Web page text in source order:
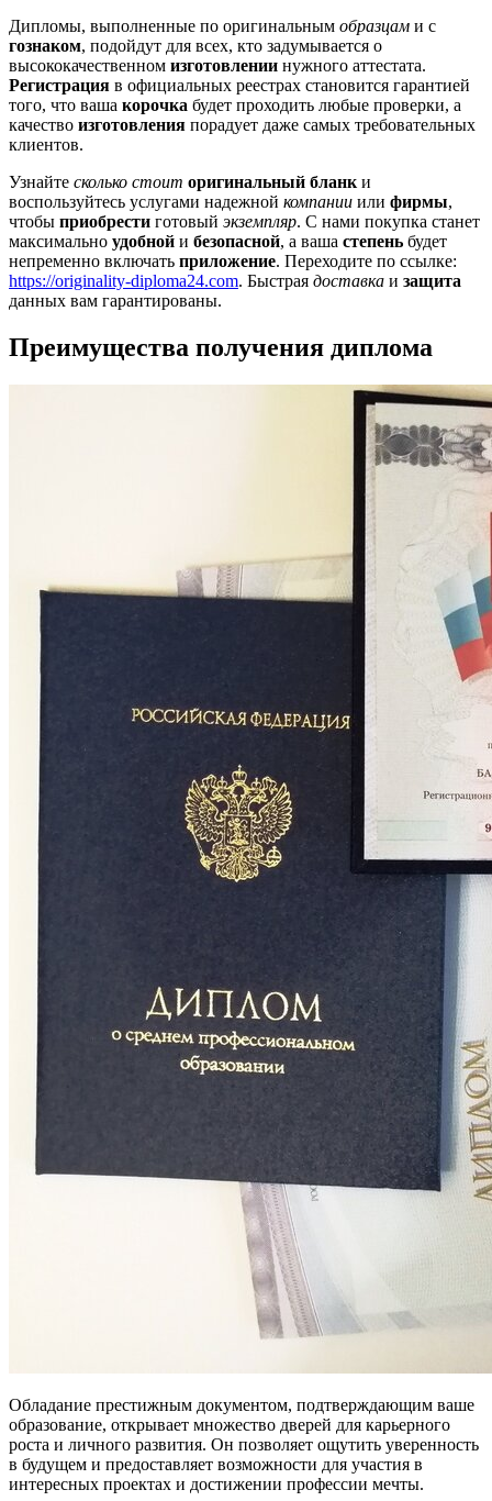
Дипломы, выполненные по оригинальным образцам и с
гознаком, подойдут для всех, кто задумывается о
высококачественном изготовлении нужного аттестата.
Регистрация в официальных реестрах становится гарантией
того, что ваша корочка будет проходить любые проверки, а
качество изготовления порадует даже самых требовательных
клиентов.
Узнайте сколько стоит оригинальный бланк и
воспользуйтесь услугами надежной компании или фирмы,
чтобы приобрести готовый экземпляр. С нами покупка станет
максимально удобной и безопасной, а ваша степень будет
непременно включать приложение. Переходите по ссылке:
https://originality-diploma24.com. Быстрая доставка и защита
данных вам гарантированы.
Преимущества получения диплома
Обладание престижным документом, подтверждающим ваше
образование, открывает множество дверей для карьерного
роста и личного развития. Он позволяет ощутить уверенность
в будущем и предоставляет возможности для участия в
интересных проектах и достижении профессии мечты.